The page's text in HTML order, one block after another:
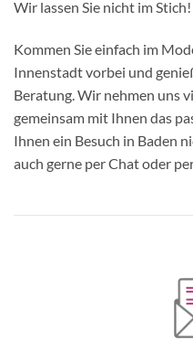
Wir lassen Sie nicht im Stich!
Kommen Sie einfach im
Innenstadt vorbei und
Beratung. Wir nehmen uns
gemeinsam mit Ihnen das
Ihnen ein Besuch in Baden
auch gerne per Chat oder